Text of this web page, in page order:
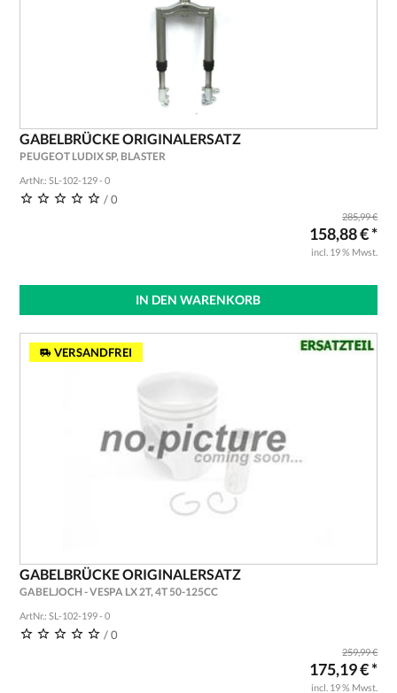
GABELBRÜCKE ORIGINALERSATZ
PEUGEOT LUDIX SP, BLASTER
ArtNr.: SL-102-129 - 0
/ 0
285,99 €
158,88 € *
incl. 19 % Mwst.
IN DEN WARENKORB
VERSANDFREI
GABELBRÜCKE ORIGINALERSATZ
GABELJOCH - VESPA LX 2T, 4T 50-125CC
ArtNr.: SL-102-199 - 0
/ 0
259,99 €
175,19 € *
incl. 19 % Mwst.